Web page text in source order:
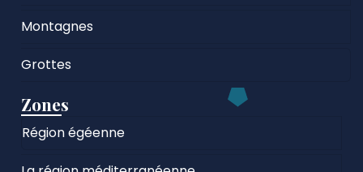
Montagnes
Grottes
Zones
Région égéenne